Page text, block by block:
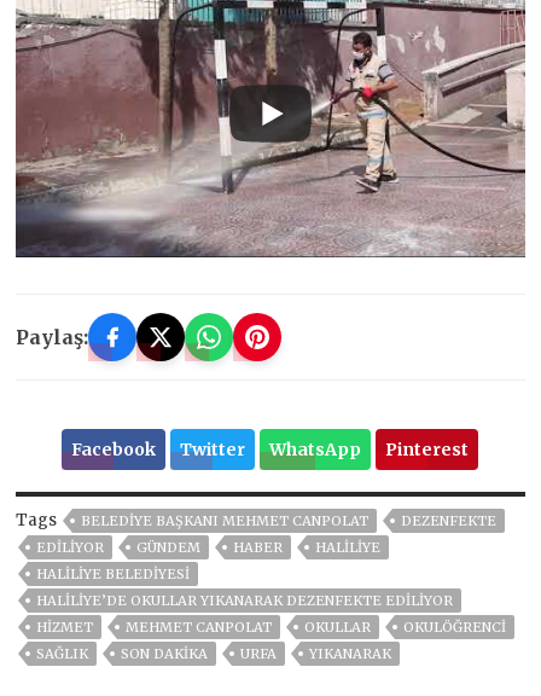
Paylaş:
Facebook Twitter WhatsApp Pinterest
Tags BELEDIYE BAŞKANI MEHMET CANPOLAT
DEZENFEKTE
EDİLİYOR
GÜNDEM HABER
HALILIYE
HALİLİYE BELEDİYESİ
HALİLİYE’DE OKULLAR YIKANARAK DEZENFEKTE EDİLİYOR
HİZMET
MEHMET CANPOLAT OKULLAR
OKULÖĞRENCİ
SAĞLIK
SON DAKIKA URFA YIKANARAK